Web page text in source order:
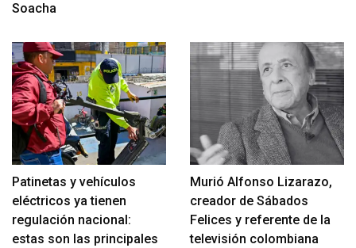
Soacha
Patinetas y vehículos
eléctricos ya tienen
regulación nacional:
estas son las principales
Murió Alfonso Lizarazo,
creador de Sábados
Felices y referente de la
televisión colombiana